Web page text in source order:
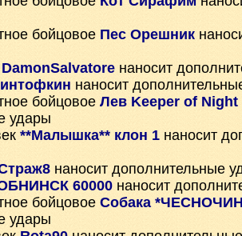
бойцовое Пес Орешник
DamonSalvatore наносит
наносит
бойцовое Лев Keeper of Night
удары
**Малышка** клон 1 наносит
наносит дополнительные
60000 наносит
бойцовое Собака
удары